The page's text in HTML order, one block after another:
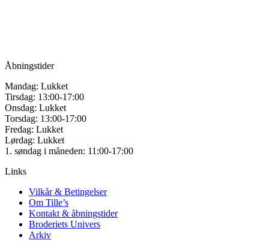
Åbningstider
Mandag: Lukket
Tirsdag: 13:00-17:00
Onsdag: Lukket
Torsdag: 13:00-17:00
Fredag: Lukket
Lørdag: Lukket
1. søndag i måneden: 11:00-17:00
Links
Vilkår & Betingelser
Om Tille’s
Kontakt & åbningstider
Broderiets Univers
Arkiv